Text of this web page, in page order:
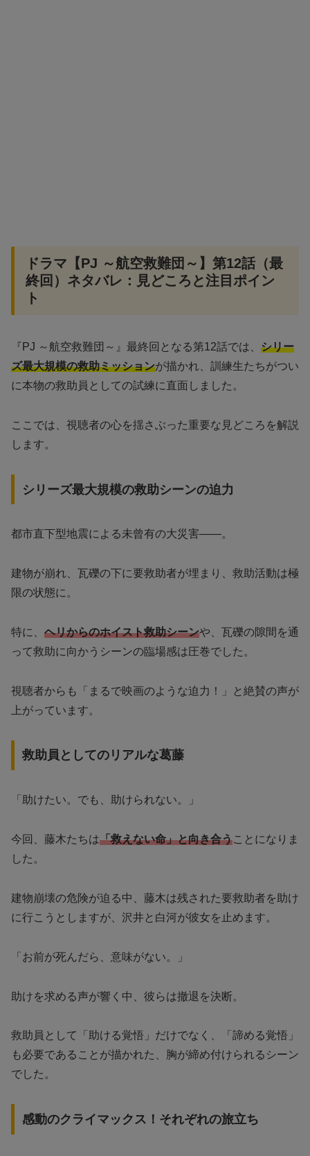
ドラマ【PJ ～航空救難団～】第12話（最
終回）ネタバレ：見どころと注目ポイン
ト
『PJ ～航空救難団～』最終回となる第12話では、 シリー
ズ最大規模の救助ミッションが描かれ、訓練生たちがつい
に本物の救助員としての試練に直面しました。
ここでは、視聴者の心を揺さぶった重要な見どころを解説
します。
シリーズ最大規模の救助シーンの迫力
都市直下型地震による未曾有の大災害――。
建物が崩れ、瓦礫の下に要救助者が埋まり、救助活動は極
限の状態に。
特に、 ヘリからのホイスト救助シーンや、瓦礫の隙間を通
って救助に向かうシーンの臨場感は圧巻でした。
視聴者からも「まるで映画のような迫力！」と絶賛の声が
上がっています。
救助員としてのリアルな葛藤
「助けたい。でも、助けられない。」
今回、藤木たちは「救えない命」と向き合うことになりま
した。
建物崩壊の危険が迫る中、藤木は残された要救助者を助け
に行こうとしますが、沢井と白河が彼女を止めます。
「お前が死んだら、意味がない。」
助けを求める声が響く中、彼らは撤退を決断。
救助員として「助ける覚悟」だけでなく、「諦める覚悟」
も必要であることが描かれた、胸が締め付けられるシーン
でした。
感動のクライマックス！それぞれの旅立ち